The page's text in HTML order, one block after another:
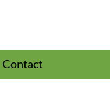
Contact